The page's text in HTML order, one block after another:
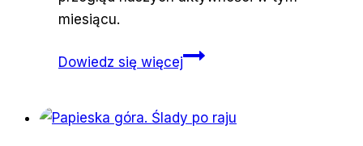
miesiącu.
Dowiedz się więcejZwalcz
z